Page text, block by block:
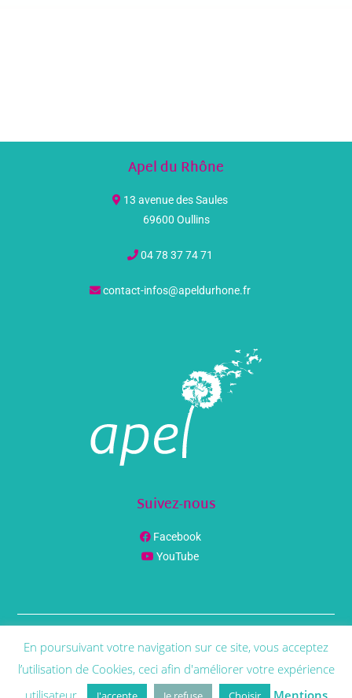
Apel du Rhône
13 avenue des Saules
69600 Oullins
04 78 37 74 71
contact-infos@apeldurhone.fr
Suivez-nous
Facebook
YouTube
© CopyrightPhenix Info2021 | Tous Droit Réservés | Mentions
Légales
En poursuivant votre navigation sur ce site, vous acceptez
l’utilisation de Cookies, ceci afin d'améliorer votre expérience